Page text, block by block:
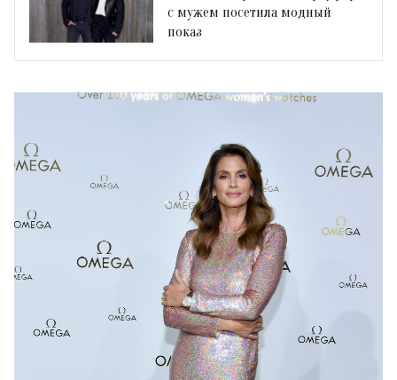
с мужем посетила модный
показ